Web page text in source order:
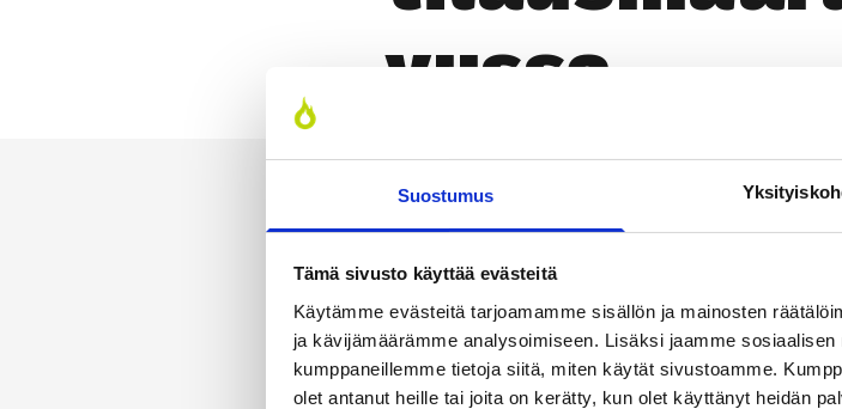
Suostumus
Tämä sivusto käyttää evästeitä
Käytämme evästeitä tarjoamamme sisällön ja mainosten
ja kävijämäärämme analysoimiseen. Lisäksi jaamme
kumppaneillemme tietoja siitä, miten käytät sivustoamme.
olet antanut heille tai joita on kerätty, kun olet käyttänyt heidän
vus­sa
TILAA